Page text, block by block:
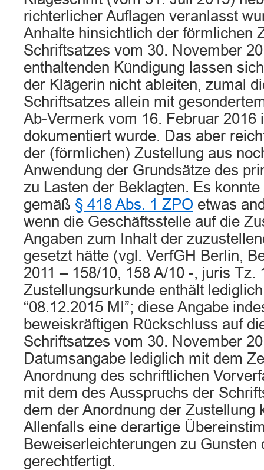
richterlicher Auflagen veranlasst
Anhalte hinsichtlich der förmlichen
Schriftsatzes vom 30. November
enthaltenden Kündigung lassen
der Klägerin nicht ableiten, zumal
Schriftsatzes allein mit
Ab-Vermerk vom 16. Februar 2016
dokumentiert wurde. Das aber
der (förmlichen) Zustellung aus
Anwendung der Grundsätze des
zu Lasten der Beklagten. Es
gemäß § 418 Abs. 1 ZPO etwas
wenn die Geschäftsstelle auf die
Angaben zum Inhalt der
gesetzt hätte (vgl. VerfGH Berlin,
2011 – 158/10, 158 A/10 -, juris Tz.
Zustellungsurkunde enthält
“08.12.2015 MI”; diese Angabe
beweiskräftigen Rückschluss auf
Schriftsatzes vom 30. November
Datumsangabe lediglich mit dem
Anordnung des schriftlichen
mit dem des Ausspruchs der
dem der Anordnung der Zustellung
Allenfalls eine derartige
Beweiserleichterungen zu Gunsten
gerechtfertigt.